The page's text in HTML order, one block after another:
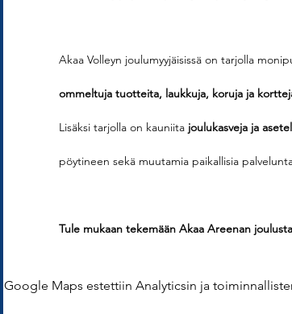
Akaa Volleyn joulumyyjäisissä on tarjolla
ommeltuja tuotteita, laukkuja, koruja ja
Lisäksi tarjolla on kauniita joulukasveja ja
pöytineen sekä muutamia paikallisia
Tule mukaan tekemään Akaa Areenan
Google Maps estettiin Analyticsin ja